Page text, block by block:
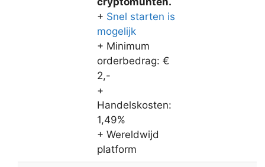
+ Snel starten is
mogelijk
+ Minimum
orderbedrag: €
2,-
+
Handelskosten:
1,49%
+ Wereldwijd
platform